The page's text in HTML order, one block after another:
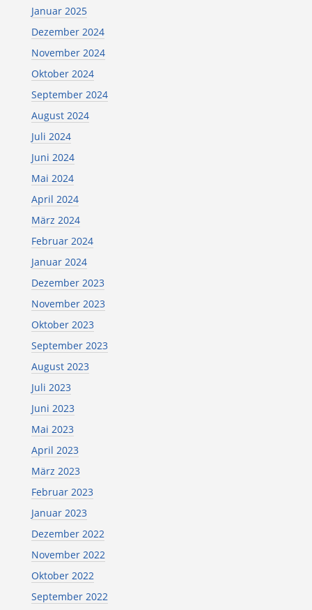
Januar 2025
Dezember 2024
November 2024
Oktober 2024
September 2024
August 2024
Juli 2024
Juni 2024
Mai 2024
April 2024
März 2024
Februar 2024
Januar 2024
Dezember 2023
November 2023
Oktober 2023
September 2023
August 2023
Juli 2023
Juni 2023
Mai 2023
April 2023
März 2023
Februar 2023
Januar 2023
Dezember 2022
November 2022
Oktober 2022
September 2022